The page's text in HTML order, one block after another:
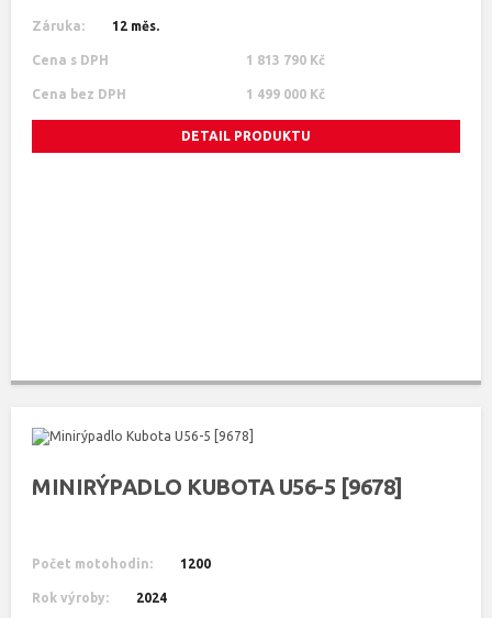
Záruka: 12 měs.
Cena s DPH 1 813 790 Kč
Cena bez DPH 1 499 000 Kč
DETAIL PRODUKTU
MINIRÝPADLO KUBOTA U56-5 [9678]
Počet motohodin: 1200
Rok výroby: 2024